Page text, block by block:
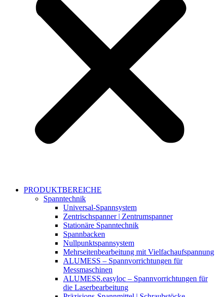
PRODUKTBEREICHE
Spanntechnik
Universal-Spannsystem
Zentrischspanner | Zentrumspanner
Stationäre Spanntechnik
Spannbacken
Nullpunktspannsystem
Mehrseitenbearbeitung mit Vielfachaufspannung
ALUMESS – Spannvorrichtungen für
Messmaschinen
ALUMESS.easyloc – Spannvorrichtungen für
die Laserbearbeitung